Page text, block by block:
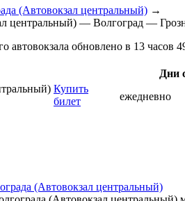
(Автовокзал центральный) →
центральный) — Волгоград —
автовокзала обновлено в 13
Дни
Купить
билет
ежедневно
(Автовокзал центральный)